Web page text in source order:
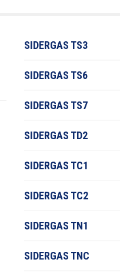
SIDERGAS TS3
SIDERGAS TS6
SIDERGAS TS7
SIDERGAS TD2
SIDERGAS TC1
SIDERGAS TC2
SIDERGAS TN1
SIDERGAS TNC